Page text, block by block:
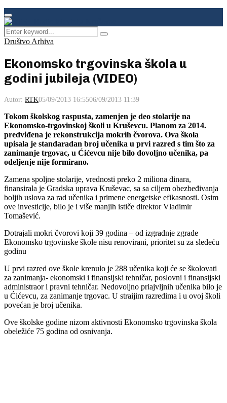
Facebook
Instagram
Youtube
Primary
Menu
Search
for:
Pretraga
Društvo Arhiva
Ekonomsko trgovinska škola u
godini jubileja (VIDEO)
Autor: RTK05/09/2013 16:5506/09/2013 11:39
Tokom školskog raspusta, zamenjen je deo stolarije na
Ekonomsko-trgovinskoj školi u Kruševcu. Planom za 2014.
predviđena je rekonstrukcija mokrih čvorova. Ova škola
upisala je standaradan broj učenika u prvi razred s tim što za
zanimanje trgovac, u Ćićevcu nije bilo dovoljno učenika, pa
odeljenje nije formirano.
Zamena spoljne stolarije, vrednosti preko 2 miliona dinara,
finansirala je Gradska uprava Kruševac, sa sa ciljem obezbeđivanja
boljih uslova za rad učenika i primene energetske efikasnosti. Osim
ove investicije, bilo je i više manjih ističe direktor Vladimir
Tomašević.
Dotrajali mokri čvorovi koji 39 godina – od izgradnje zgrade
Ekonomsko trgovinske škole nisu renovirani, prioritet su za sledeću
godinu
U prvi razred ove škole krenulo je 288 učenika koji će se školovati
za zanimanja- ekonomski i finansijski tehničar, poslovni i finansijski
administraor i pravni tehničar. Nedovoljno priajvljnih učenika bilo je
u Ćićevcu, za zanimanje trgovac. U straijim razredima i u ovoj školi
povećan je broj učenika.
Ove školske godine nizom aktivnosti Ekonomsko trgovinska škola
obeležiće 75 godina od osnivanja.